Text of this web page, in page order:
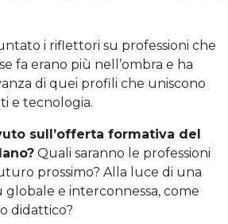
i riflettori su professioni che
fa erano più nell’ombra e ha
di quei profili che uniscono
e tecnologia.
sull’offerta formativa del
Quali saranno le professioni
prossimo? Alla luce di una
globale e interconnessa, come
didattico?